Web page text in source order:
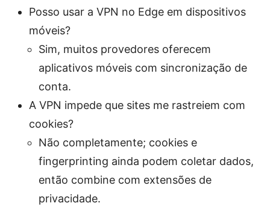
Posso usar a VPN no Edge em dispositivos
móveis?
Sim, muitos provedores oferecem
aplicativos móveis com sincronização de
conta.
A VPN impede que sites me rastreiem com
cookies?
Não completamente; cookies e
fingerprinting ainda podem coletar dados,
então combine com extensões de
privacidade.